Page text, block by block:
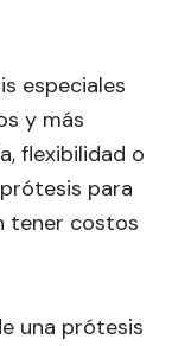
especiales
y más
flexibilidad o
para
tener costos
una prótesis